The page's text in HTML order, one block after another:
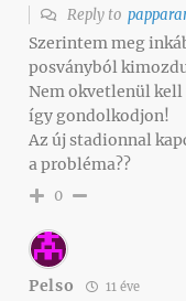
Reply to
Szerintem meg
posványból
Nem okvetlenül
így gondolkodjon!
Az új stadionnal
a probléma??
0
Pelso 11 éve